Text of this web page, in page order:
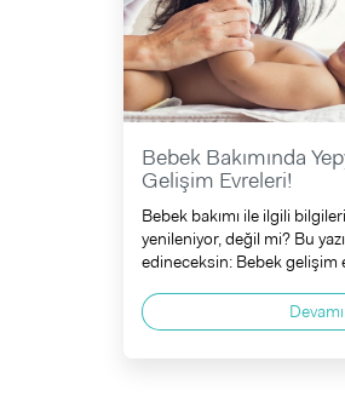
Bebek Bakımında
Gelişim Evreleri!
Bebek bakımı ile ilgili
yenileniyor, değil mi? Bu
edineceksin: Bebek gelişim